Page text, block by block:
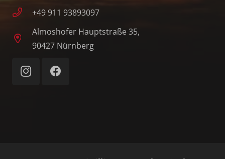
+49 911 93893097
Almoshofer Hauptstraße 35,
90427 Nürnberg